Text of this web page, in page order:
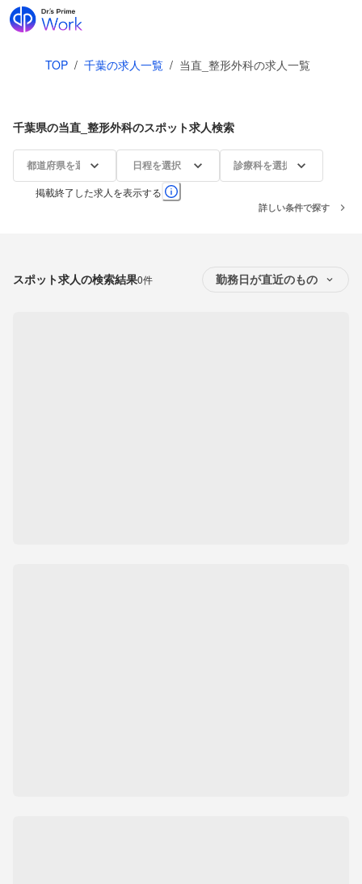
TOP / 千葉の求人一覧 / 当直_整形外科の求人一覧
千葉県の当直_整形外科のスポット求人検索
都道府県を選択 日程を選択 診療科を選択
掲載終了した求人を表示する
詳しい条件で探す
スポット求人の検索結果0件 勤務日が直近のもの